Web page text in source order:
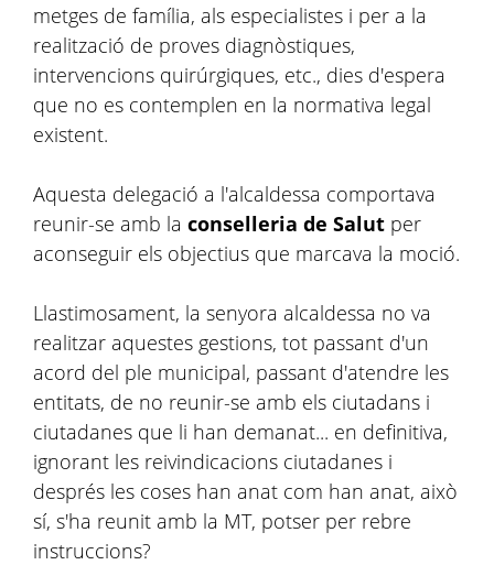
metges de família, als especialistes i per a la
realització de proves diagnòstiques,
intervencions quirúrgiques, etc., dies d'espera
que no es contemplen en la normativa legal
existent.
Aquesta delegació a l'alcaldessa comportava
reunir-se amb la conselleria de Salut per
aconseguir els objectius que marcava la moció.
Llastimosament, la senyora alcaldessa no va
realitzar aquestes gestions, tot passant d'un
acord del ple municipal, passant d'atendre les
entitats, de no reunir-se amb els ciutadans i
ciutadanes que li han demanat... en definitiva,
ignorant les reivindicacions ciutadanes i
després les coses han anat com han anat, això
sí, s'ha reunit amb la MT, potser per rebre
instruccions?